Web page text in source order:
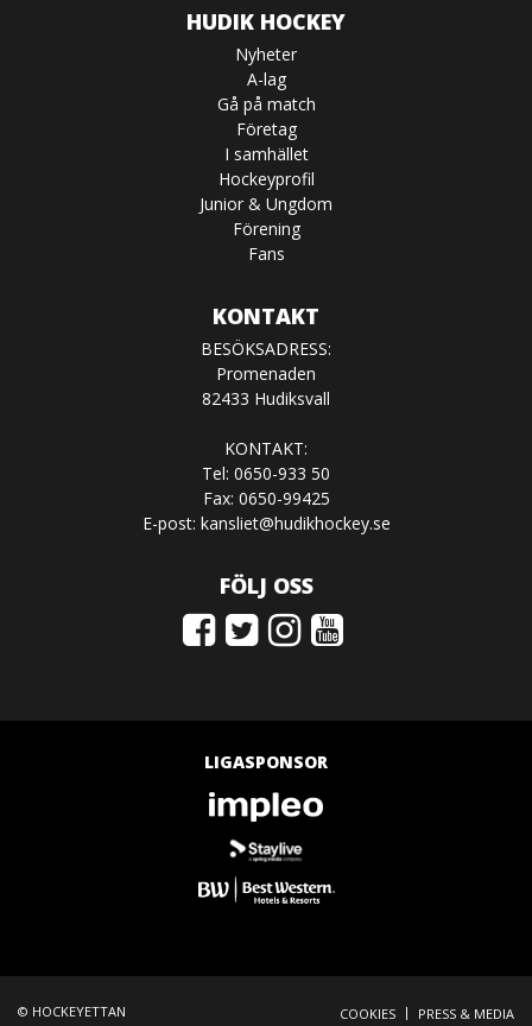
HUDIK HOCKEY
Nyheter
A-lag
Gå på match
Företag
I samhället
Hockeyprofil
Junior & Ungdom
Förening
Fans
KONTAKT
BESÖKSADRESS:
Promenaden
82433 Hudiksvall
KONTAKT:
Tel: 0650-933 50
Fax: 0650-99425
E-post: kansliet@hudikhockey.se
FÖLJ OSS
LIGASPONSOR
© HOCKEYETTAN COOKIES | PRESS & MEDIA